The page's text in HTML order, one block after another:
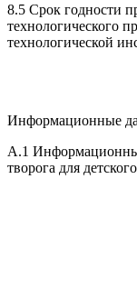
8.5 Срок годности
технологического
технологической
Информационные
А.1
творога для